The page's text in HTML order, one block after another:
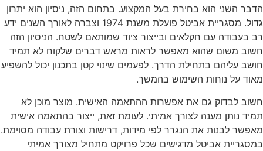
הדבר השני הוא בחירת בעל המקצוע. בתחום הזה, ניסיון הוא יתרון
גדול. מסגריית אביטל פועלת משנת 1974 וצברה לאורך השנים ידע
רב בעבודה עם חקלאים ובייצור ציוד שמותאם לשטח. הניסיון הזה
חשוב משום שהוא מאפשר לראות מראש דברים שלקוח לא תמיד
חושב עליהם בתחילת הדרך. לפעמים שינוי קטן בתכנון יכול להשפיע
מאוד על נוחות השימוש בהמשך.
חשוב לבדוק גם את אפשרות ההתאמה האישית. מוצר מוכן לא
תמיד נותן מענה לצורך אמיתי. לעומת זאת, ייצור בהתאמה אישית
מאפשר לבנות את הנגרר לפי מידות, דרישות וצורת עבודה מסוימת.
במסגריית אביטל מדגישים שכל פרויקט מתחיל מצורך אמיתי